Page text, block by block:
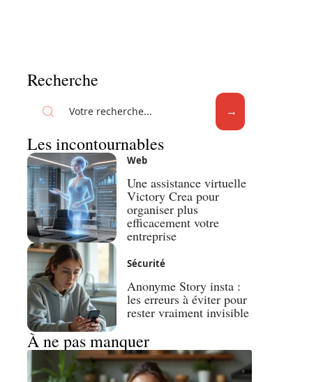
Recherche
Les incontournables
Web
Une assistance virtuelle
Victory Crea pour
organiser plus
efficacement votre
entreprise
Sécurité
Anonyme Story insta :
les erreurs à éviter pour
rester vraiment invisible
À ne pas manquer